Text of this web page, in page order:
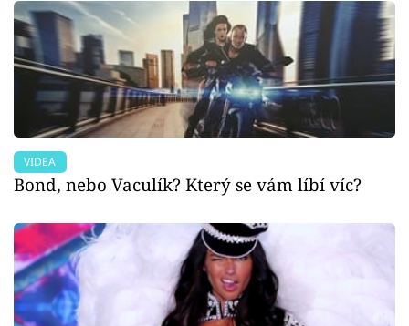
VIDEA
Bond, nebo Vaculík? Který se vám líbí víc?